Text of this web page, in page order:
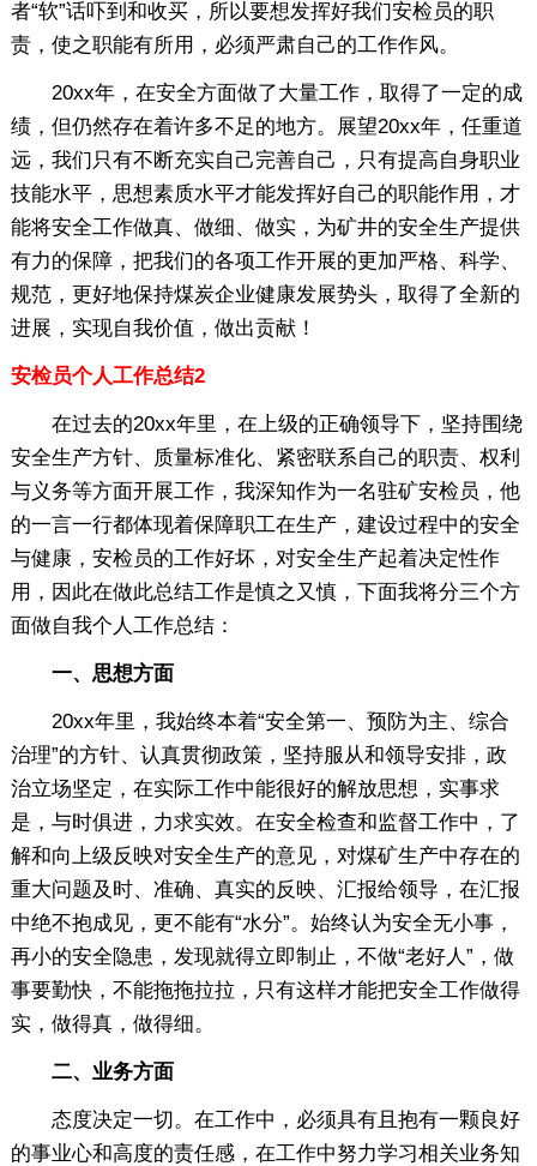
者“软”话吓到和收买，所以要想发挥好我们安检员的职
责，使之职能有所用，必须严肃自己的工作作风。
20xx年，在安全方面做了大量工作，取得了一定的成
绩，但仍然存在着许多不足的地方。展望20xx年，任重道
远，我们只有不断充实自己完善自己，只有提高自身职业
技能水平，思想素质水平才能发挥好自己的职能作用，才
能将安全工作做真、做细、做实，为矿井的安全生产提供
有力的保障，把我们的各项工作开展的更加严格、科学、
规范，更好地保持煤炭企业健康发展势头，取得了全新的
进展，实现自我价值，做出贡献！
安检员个人工作总结2
在过去的20xx年里，在上级的正确领导下，坚持围绕
安全生产方针、质量标准化、紧密联系自己的职责、权利
与义务等方面开展工作，我深知作为一名驻矿安检员，他
的一言一行都体现着保障职工在生产，建设过程中的安全
与健康，安检员的工作好坏，对安全生产起着决定性作
用，因此在做此总结工作是慎之又慎，下面我将分三个方
面做自我个人工作总结：
一、思想方面
20xx年里，我始终本着“安全第一、预防为主、综合
治理”的方针、认真贯彻政策，坚持服从和领导安排，政
治立场坚定，在实际工作中能很好的解放思想，实事求
是，与时俱进，力求实效。在安全检查和监督工作中，了
解和向上级反映对安全生产的意见，对煤矿生产中存在的
重大问题及时、准确、真实的反映、汇报给领导，在汇报
中绝不抱成见，更不能有“水分”。始终认为安全无小事，
再小的安全隐患，发现就得立即制止，不做“老好人”，做
事要勤快，不能拖拖拉拉，只有这样才能把安全工作做得
实，做得真，做得细。
二、业务方面
态度决定一切。在工作中，必须具有且抱有一颗良好
的事业心和高度的责任感，在工作中努力学习相关业务知